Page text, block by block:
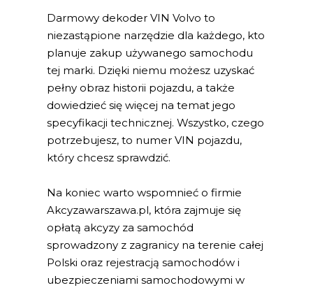
Darmowy dekoder VIN Volvo to
niezastąpione narzędzie dla każdego, kto
planuje zakup używanego samochodu
tej marki. Dzięki niemu możesz uzyskać
pełny obraz historii pojazdu, a także
dowiedzieć się więcej na temat jego
specyfikacji technicznej. Wszystko, czego
potrzebujesz, to numer VIN pojazdu,
który chcesz sprawdzić.
Na koniec warto wspomnieć o firmie
Akcyzawarszawa.pl, która zajmuje się
opłatą akcyzy za samochód
sprowadzony z zagranicy na terenie całej
Polski oraz rejestracją samochodów i
ubezpieczeniami samochodowymi w